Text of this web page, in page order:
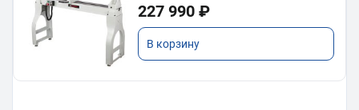
227 990 ₽
В корзину